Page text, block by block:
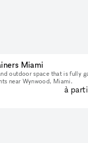
Miami
outdoor space that is fully
near Wynwood, Miami.
à